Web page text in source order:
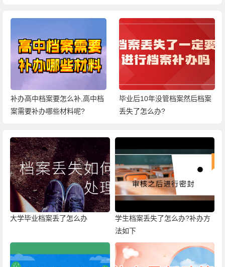
补办高中档案要怎么补,高中档
案需要补办哪些材料呢?
毕业后10年没管档案然后档案
丢失了怎么办?
大学毕业档案丢了怎么办
学生档案丢失了怎么办?补办方
法如下